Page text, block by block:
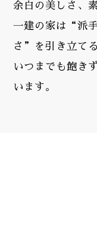
余白の美しさ、
一建の家は“派
さ”を引き立てる
いつまでも飽き
います。